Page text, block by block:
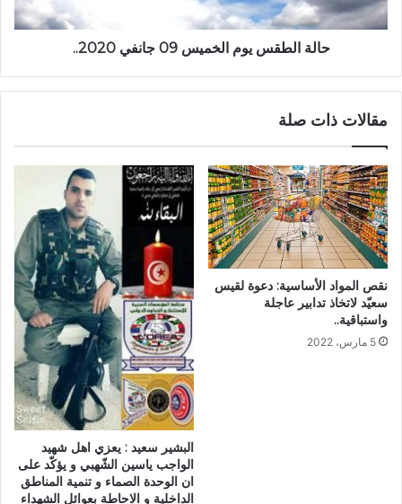
حالة الطقس يوم الخميس 09 جانفي 2020..
مقالات ذات صلة
نقص المواد الأساسية: دعوة لقيس
سعيّد لاتخاذ تدابير عاجلة
واستباقية..
5 مارس، 2022
البشير سعيد : يعزي اهل شهيد
الواجب ياسين الشّهبي و يؤكّد على
ان الوحدة الصماء و تنمية المناطق
الداخلية و الاحاطة بعوائل الشهداء